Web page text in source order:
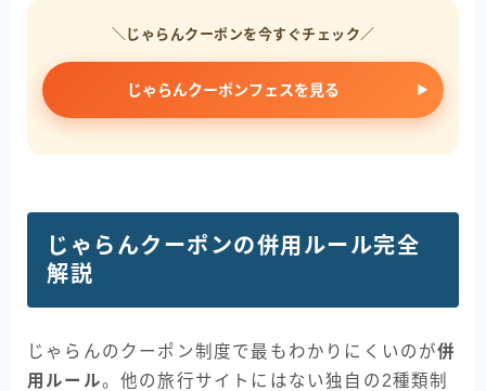
＼じゃらんクーポンを今すぐチェック／
じゃらんクーポンフェスを見る
じゃらんクーポンの併用ルール完全
解説
じゃらんのクーポン制度で最もわかりにくいのが併
用ルール。他の旅行サイトにはない独自の2種類制